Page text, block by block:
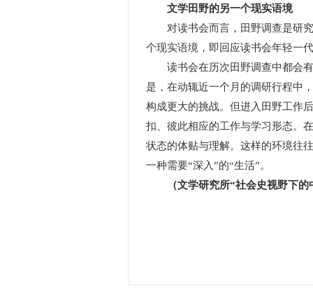
文学田野的另一个现实语境
对读书会而言，田野调查是研究
个现实语境，即回应读书会年轻一
读书会在历次田野调查中都会有
是，在动辄近一个月的调研行程中
构成更大的挑战。但进入田野工作
扣、彼此相应的工作与学习形态。
状态的体贴与理解。这样的环境往
一种需要“深入”的“生活”。
（文学研究所“社会史视野下